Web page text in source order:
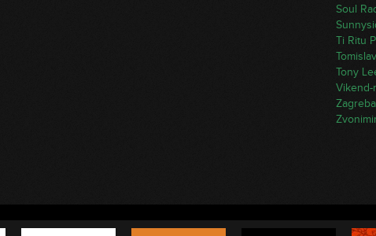
Soul
Ti Ritu
Tony
Vikend-